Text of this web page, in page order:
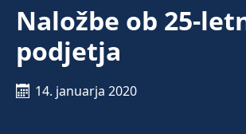
Naložbe ob 25-
podjetja
14. januarja 2020